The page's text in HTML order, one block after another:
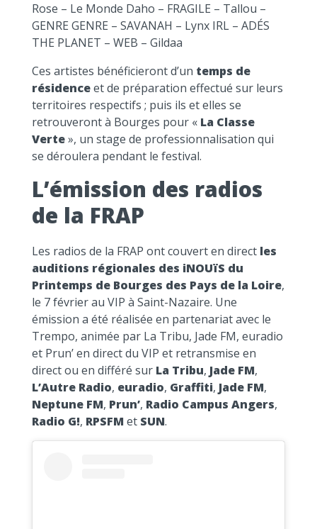
Rose – Le Monde Daho – FRAGILE – Tallou –
GENRE GENRE – SAVANAH – Lynx IRL – ADÉS
THE PLANET – WEB – Gildaa
Ces artistes bénéficieront d’un temps de
résidenceet de préparation effectué sur leurs
territoires respectifs ; puis ils et elles se
retrouveront à Bourges pour «La Classe
Verte», un stage de professionnalisation qui
se déroulera pendant le festival.
L’émission des radios
de la FRAP
Les radios de la FRAP ont couvert en direct les
auditions régionales des iNOUïS du
Printemps de Bourges des Pays de la Loire,
le 7 février au VIP à Saint-Nazaire. Une
émission a été réalisée en partenariat avec le
Trempo, animée par La Tribu, Jade FM, euradio
et Prun’ en direct du VIP et retransmise en
direct ou en différé sur La Tribu, Jade FM,
L’Autre Radio, euradio, Graffiti, Jade FM,
Neptune FM, Prun’, Radio Campus Angers,
Radio G!, RPSFM et SUN.